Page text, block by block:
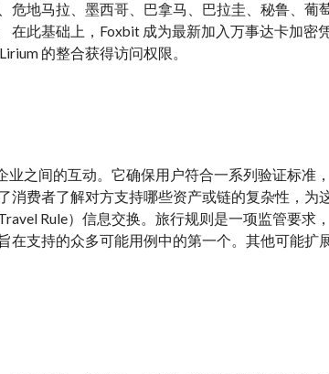
危地马拉、墨西哥、巴拿马、巴拉圭、秘鲁、葡
在此基础上，Foxbit 成为最新加入万事达卡加密
的整合获得访问权限。
之间的互动。它确保用户符合一系列验证标准
消费者了解对方支持哪些资产或链的复杂性，为
Rule）信息交换。旅行规则是一项监管要求
在支持的众多可能用例中的第一个。其他可能扩